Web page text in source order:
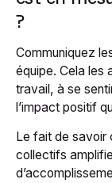
?
Communiquez
équipe. Cela les
travail, à se
l’impact positif
Le fait de savoir
collectifs